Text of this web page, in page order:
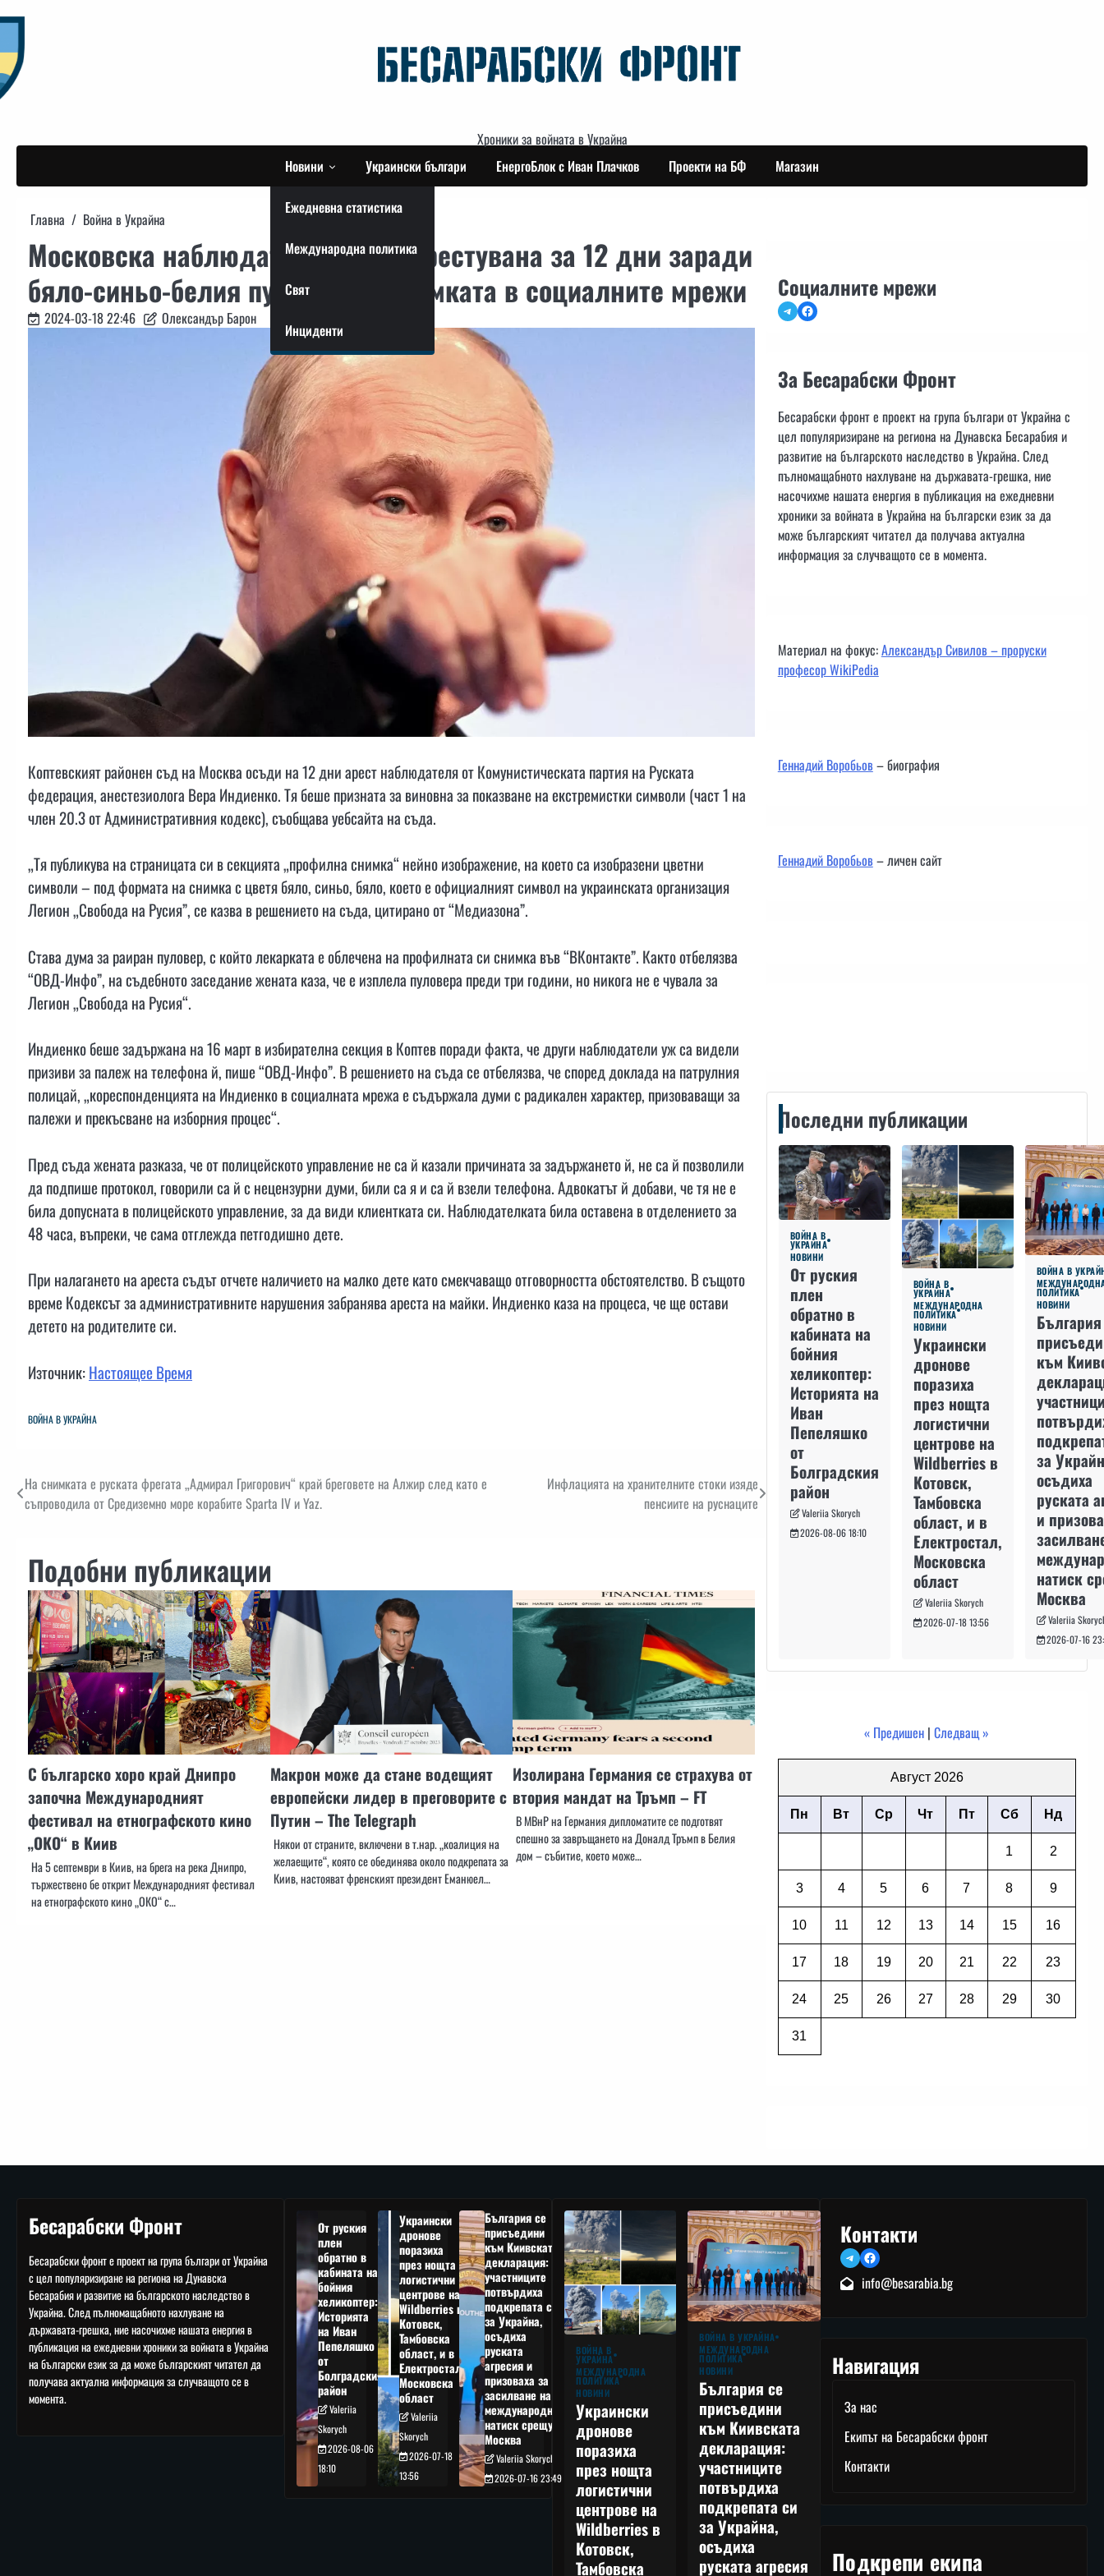
to
content
Хроники за войната в Украйна
Новини
Ежедневна статистика
Международна политика
Свят
Инциденти
Украински българи ЕнергоБлок с Иван Плачков Проекти на БФ Магазин
Главна Война в Украйна
Московска наблюдателка беше арестувана за 12 дни заради
бяло-синьо-белия пуловер на снимката в социалните мрежи
2024-03-18 22:46 Олександър Барон
Коптевският районен съд на Москва осъди на 12 дни арест наблюдателя от Комунистическата партия на Руската
федерация, анестезиолога Вера Индиенко. Тя беше призната за виновна за показване на екстремистки символи (част 1 на
член 20.3 от Административния кодекс), съобщава уебсайта на съда.
„Тя публикува на страницата си в секцията „профилна снимка“ нейно изображение, на което са изобразени цветни
символи – под формата на снимка с цветя бяло, синьо, бяло, което е официалният символ на украинската организация
Легион „Свобода на Русия”, се казва в решението на съда, цитирано от “Медиазона”.
Става дума за раиран пуловер, с който лекарката е облечена на профилната си снимка във “ВКонтакте”. Както отбелязва
“ОВД-Инфо”, на съдебното заседание жената каза, че е изплела пуловера преди три години, но никога не е чувала за
Легион „Свобода на Русия“.
Индиенко беше задържана на 16 март в избирателна секция в Коптев поради факта, че други наблюдатели уж са видели
призиви за палеж на телефона й, пише “ОВД-Инфо”. В решението на съда се отбелязва, че според доклада на патрулния
полицай, „кореспонденцията на Индиенко в социалната мрежа е съдържала думи с радикален характер, призоваващи за
палежи и прекъсване на изборния процес“.
Пред съда жената разказа, че от полицейското управление не са й казали причината за задържането й, не са й позволили
да подпише протокол, говорили са й с нецензурни думи, били са я и са й взели телефона. Адвокатът й добави, че тя не е
била допусната в полицейското управление, за да види клиентката си. Наблюдателката била оставена в отделението за
48 часа, въпреки, че сама отглежда петгодишно дете.
При налагането на ареста съдът отчете наличието на малко дете като смекчаващо отговорността обстоятелство. В същото
време Кодексът за административните нарушения забранява ареста на майки. Индиенко каза на процеса, че ще остави
детето на родителите си.
Източник:Настоящее Время
ВОЙНА В УКРАЙНА
Навигация
На снимката е руската фрегата „Адмирал Григорович“ край бреговете на Алжир след като е
съпроводила от Средиземно море корабите Sparta IV и Yaz.
Инфлацията на хранителните стоки изяде
пенсиите на руснаците
Подобни публикации
С българско хоро край Днипро
започна Международният
фестивал на етнографското кино
„ОКО“ в Киив
На 5 септември в Киив, на брега на река Днипро,
тържествено бе открит Международният фестивал
на етнографското кино „ОКО“ с…
Макрон може да стане водещият
европейски лидер в преговорите с
Путин – The Telegraph
Някои от страните, включени в т.нар. „коалиция на
желаещите“, която се обединява около подкрепата за
Киив, настояват френският президент Еманюел…
Изолирана Германия се страхува от
втория мандат на Тръмп – FT
В МВнР на Германия дипломатите се подготвят
спешно за завръщането на Доналд Тръмп в Белия
дом – събитие, което може…
Социалните мрежи
TelegramFacebook
За Бесарабски Фронт
Бесарабски фронт е проект на група българи от Украйна с
цел популяризиране на региона на Дунавска Бесарабия и
развитие на българското наследство в Украйна. След
пълномащабното нахлуване на държавата-грешка, ние
насочихме нашата енергия в публикация на ежедневни
хроники за войната в Украйна на български език за да
може българският читател да получава актуална
информация за случващото се в момента.
Материал на фокус:Александър Сивилов – проруски
професор WikiPedia
Геннадий Воробьов– биография
Геннадий Воробьов– личен сайт
Последни публикации
ВОЙНА В
УКРАЙНА
НОВИНИ
От руския
плен
обратно в
кабината на
бойния
хеликоптер:
Историята на
Иван
Пепеляшко
от
Болградския
район
Valeriia Skorych
2026-08-06 18:10
ВОЙНА В
УКРАЙНА
МЕЖДУНАРОДНА
ПОЛИТИКА
НОВИНИ
Украински
дронове
поразиха
през нощта
логистични
центрове на
Wildberries в
Котовск,
Тамбовска
област, и в
Електростал,
Московска
област
Valeriia Skorych
2026-07-18 13:56
ВОЙНА В
ПОЛИТИКА
НОВИНИ
към
за
осъдиха
руската
и
натиск
Москва
Valeriia
2026-07-16
« Предишен |Следващ »
Август 2026
Пн Вт Ср Чт Пт Сб Нд
1 2
3 4 5 6 7 8 9
10 11 12 13 14 15 16
17 18 19 20 21 22 23
24 25 26 27 28 29 30
31
Бесарабски Фронт
Бесарабски фронт е проект на група българи от Украйна
с цел популяризиране на региона на Дунавска
Бесарабия и развитие на българското наследство в
Украйна. След пълномащабното нахлуване на
държавата-грешка, ние насочихме нашата енергия в
публикация на ежедневни хроники за войната в Украйна
на български език за да може българският читател да
получава актуална информация за случващото се в
момента.
От руския
плен
обратно в
кабината на
бойния
хеликоптер:
Историята
на Иван
Пепеляшко
от
Болградския
район
Valeriia
Skorych
2026-08-06
18:10
Украински
дронове
поразиха
през нощта
логистични
центрове на
Wildberries в
Котовск,
Тамбовска
област, и в
Електростал,
Московска
област
Valeriia
Skorych
2026-07-18
13:56
България се
присъедини
към Киивската
декларация:
участниците
потвърдиха
подкрепата си
за Украйна,
осъдиха
руската
агресия и
призоваха за
засилване на
международния
натиск срещу
Москва
Valeriia Skorych
2026-07-16 23:49
ВОЙНА В
УКРАЙНА
МЕЖДУНАРОДНА
ПОЛИТИКА
НОВИНИ
Украински
дронове
поразиха
през нощта
логистични
центрове на
Wildberries в
Котовск,
Тамбовска
ВОЙНА В УКРАЙНА
МЕЖДУНАРОДНА
ПОЛИТИКА
НОВИНИ
България се
присъедини
към Киивската
декларация:
участниците
потвърдиха
подкрепата си
за Украйна,
осъдиха
руската агресия
Контакти
TelegramFacebook
info@besarabia.bg
Навигация
За нас
Екипът на Бесарабски фронт
Контакти
Подкрепи екипа